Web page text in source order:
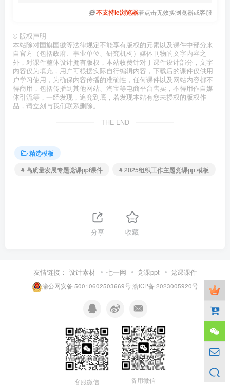
不支持ie浏览器若点击无效换浏览器或客服
© 版权声明
本站除对国旗国徽等法律规定不能享有版权的元素以及课件中部分来
自官方（包括政府、事业单位、研究机构）媒体刊物的文字内容之
外，对课件整体设计拥有版权，本站收费针对于课件设计部分，文字
内容仅为填充，用户可根据实际自行编辑内容，下载后的课件仅供用
户学习使用，为确保内容传播的准确性，任何课件以及网站内容都不
得商用，包括传播到其他网站、淘宝等电商平台售卖，不得用作自媒
体引流等，一经发现，追究到底，若发现本站有您未授权的版权作
品，请立刻与我们联系删除。
THE END
精选模板
# 高质量发展专题党课ppt课件
# 2025组织工作主题党课ppt模板
分享 收藏
友情链接： 设计素材 七一网 党课ppt 党课课件
渝公网安备 50010602503669号渝ICP备 2023005920号
客服微信 备用微信